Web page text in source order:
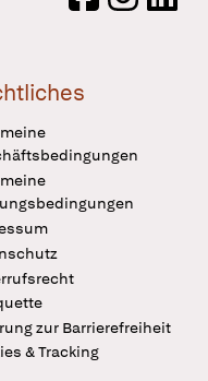
zur Barrierefreiheit
& Tracking